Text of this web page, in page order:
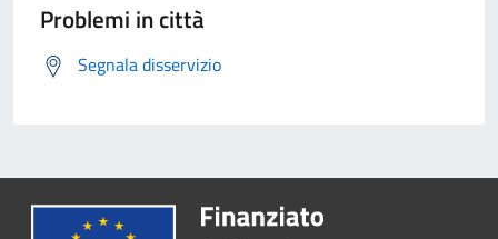
Problemi in città
Segnala disservizio